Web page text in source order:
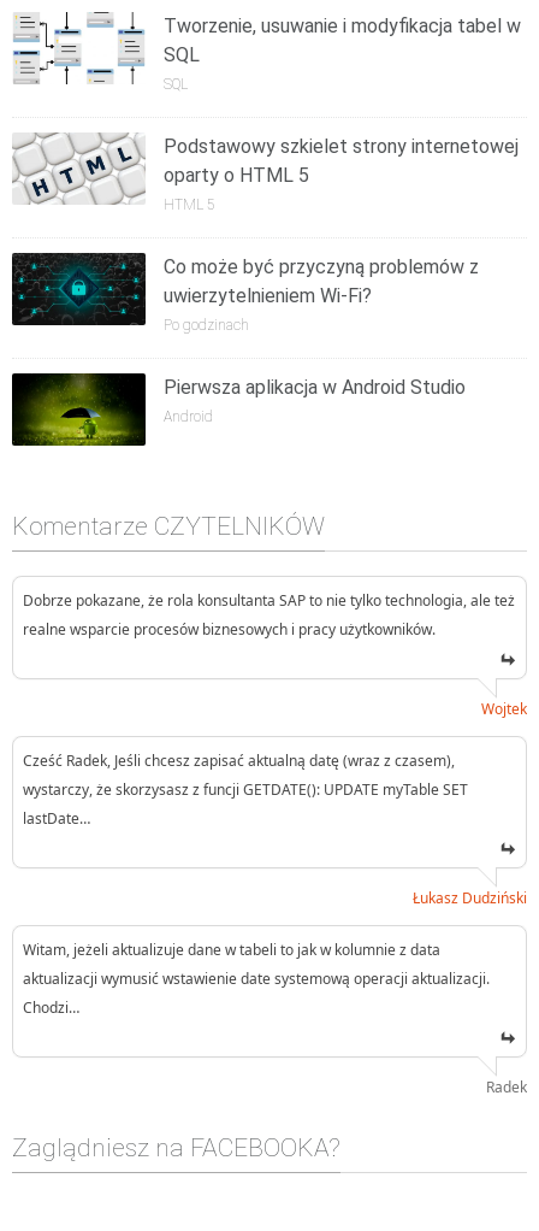
Tworzenie, usuwanie i modyfikacja tabel w
SQL
SQL
Podstawowy szkielet strony internetowej
oparty o HTML 5
HTML 5
Co może być przyczyną problemów z
uwierzytelnieniem Wi-Fi?
Po godzinach
Pierwsza aplikacja w Android Studio
Android
Komentarze CZYTELNIKÓW
Dobrze pokazane, że rola konsultanta SAP to nie tylko technologia, ale też
realne wsparcie procesów biznesowych i pracy użytkowników.
Wojtek
Cześć Radek, Jeśli chcesz zapisać aktualną datę (wraz z czasem),
wystarczy, że skorzysasz z funcji GETDATE(): UPDATE myTable SET
lastDate…
Łukasz Dudziński
Witam, jeżeli aktualizuje dane w tabeli to jak w kolumnie z data
aktualizacji wymusić wstawienie date systemową operacji aktualizacji.
Chodzi…
Radek
Zaglądniesz na FACEBOOKA?